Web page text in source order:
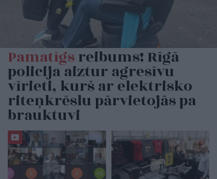
Pamatīgsreibums! Rīgā
policija aiztur agresīvu
vīrieti, kurš ar elektrisko
riteņkrēslu pārvietojās pa
brauktuvi